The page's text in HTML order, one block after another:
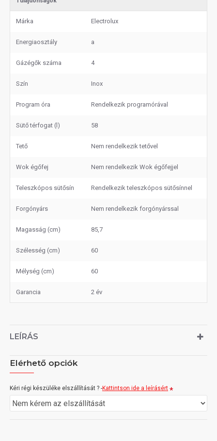
Márka Electrolux
Energiaosztály a
Gázégők száma 4
Szín Inox
Program óra Rendelkezik programórával
Sütő térfogat (l) 58
Tető Nem rendelkezik tetővel
Wok égőfej Nem rendelkezik Wok égőfejjel
Teleszkópos sütősín Rendelkezik teleszkópos sütősínnel
Forgónyárs Nem rendelkezik forgónyárssal
Magasság (cm) 85,7
Szélesség (cm) 60
Mélység (cm) 60
Garancia 2 év
LEÍRÁS
Elérhető opciók
Kéri régi készüléke elszállítását ? -Kattintson ide a leírásért